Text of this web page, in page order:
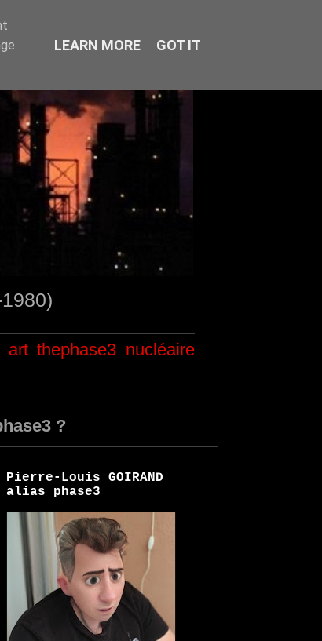
art thephase3 nucléaire
?
Pierre-Louis GOIRAND
alias phase3
LEARN MORE GOT IT